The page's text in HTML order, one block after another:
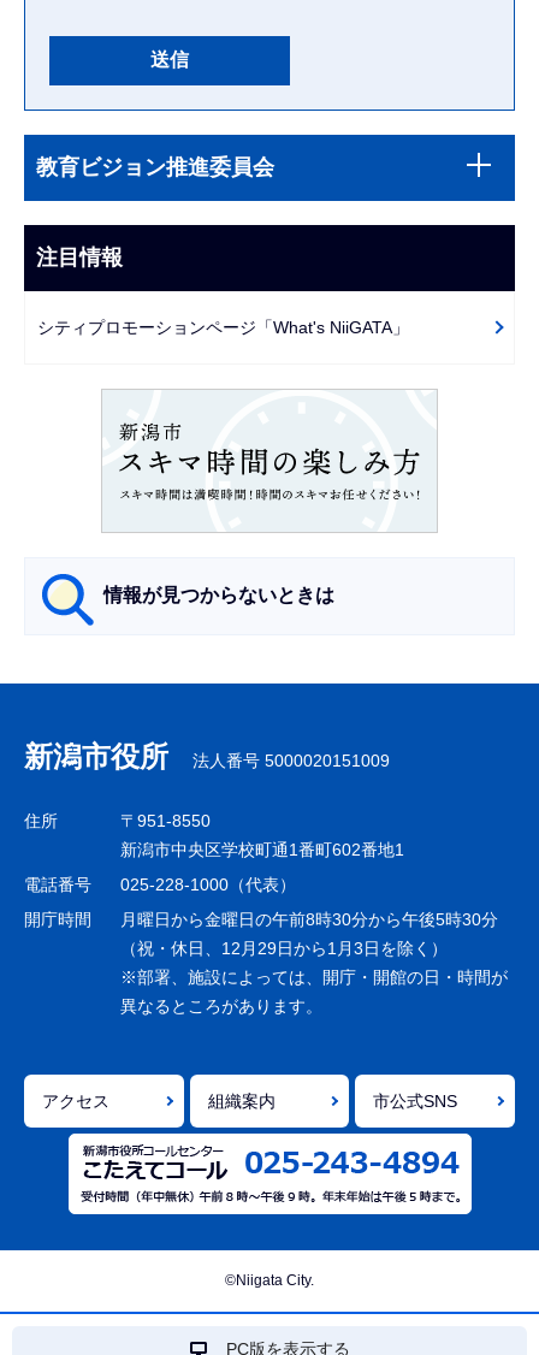
文
こ
ま
で
サ
ブ
ビ
ー
教育ビジョン推進委員会
注目情報
シティプロモーションページ「What's NiiGATA」
情報が見つからないときは
ナ
ビ
ゲ
シ
ョ
で
新潟市役所 法人番号 5000020151009
住所
〒951-8550
新潟市中央区学校町通1番町602番地1
電話番号
025-228-1000（代表）
開庁時間
月曜日から金曜日の午前8時30分から午後5時30分
（祝・休日、12月29日から1月3日を除く）
※部署、施設によっては、開庁・開館の日・時間が
異なるところがあります。
アクセス 組織案内 市公式SNS
©Niigata City.
PC版を表示する